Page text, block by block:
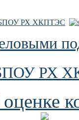
ГБПОУ РХ ХКПТЭС
РХ